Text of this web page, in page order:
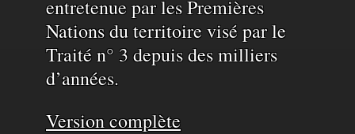
entretenue par les Premières
Nations du territoire visé par le
Traité n° 3 depuis des milliers
d’années.
Version complète